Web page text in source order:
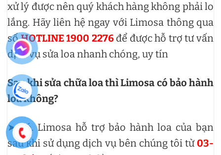
xử lý được nên quý khách hàng không phải lo
lắng. Hãy liên hệ ngay với Limosa thông qua
sốHOTLINE 1900 2276để được hỗ trợ tư vấn
dịch vụ sửa loa nhanh chóng, uy tín
Sau khi sửa chữa loa thì Limosa có bảo hành
loa không?
➤ Có. Limosa hỗ trợ bảo hành loa của bạn
sau khi sử dụng dịch vụ bên chúng tôi từ 03-